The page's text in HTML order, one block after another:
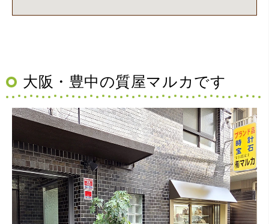
大阪・豊中の質屋マルカです